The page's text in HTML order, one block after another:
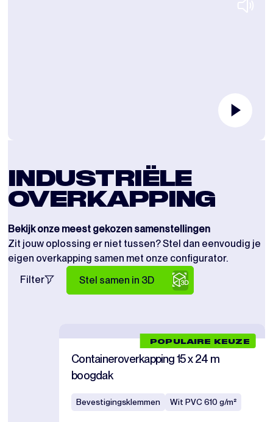
INDUSTRIËLE
OVERKAPPING
Bekijk onze meest gekozen samenstellingen
Zit jouw oplossing er niet tussen? Stel dan eenvoudig je
eigen overkapping samen met onze configurator.
Filter
Stel samen in 3D
POPULAIRE KEUZE
Containeroverkapping 15 x 24 m
boogdak
Bevestigingsklemmen Wit PVC 610 g/m²